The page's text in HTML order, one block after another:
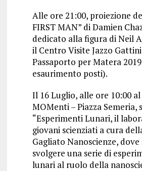
Alle ore 21:00, proiezione
FIRST MAN” di Damien
dedicato alla figura di Neil
il Centro Visite Jazzo
Passaporto per Matera
esaurimento posti).
Il 16 Luglio, alle ore 10:00
MOMenti – Piazza Semeria,
“Esperimenti Lunari, il
giovani scienziati a cura
Gagliato Nanoscienze, dove
svolgere una serie di
lunari al ruolo della